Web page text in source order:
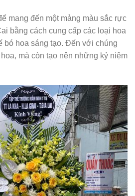
mang đến một mảng màu sắc rực
bằng cách cung cấp các loại hoa
bó hoa sáng tạo. Đến với chúng
mà còn tạo nên những kỷ niệm